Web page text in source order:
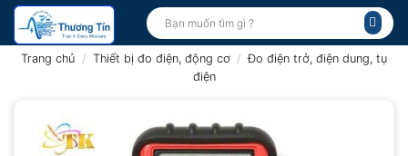
Bỏ
qua
Tìm
kiếm:
Trang chủ / Thiết bị đo điện, động cơ / Đo điện trở, điện dung, tụ
điện